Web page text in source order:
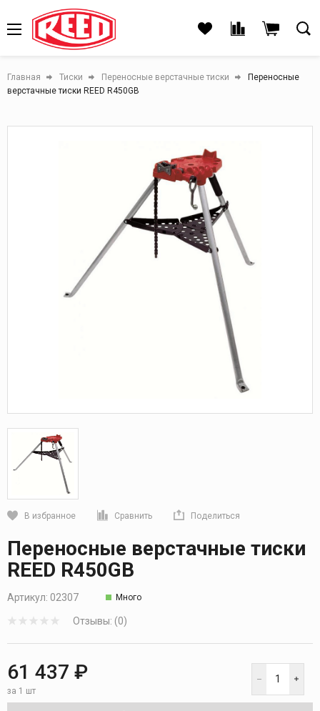
Главная Тиски Переносные верстачные тиски
Переносные
верстачные тиски REED R450GB
В избранное Сравнить Поделиться
Переносные верстачные тиски
REED R450GB
Артикул: 02307 Много
Отзывы: (0)
61 437 ₽
за 1 шт